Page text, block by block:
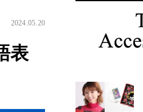
2024.05.20
表